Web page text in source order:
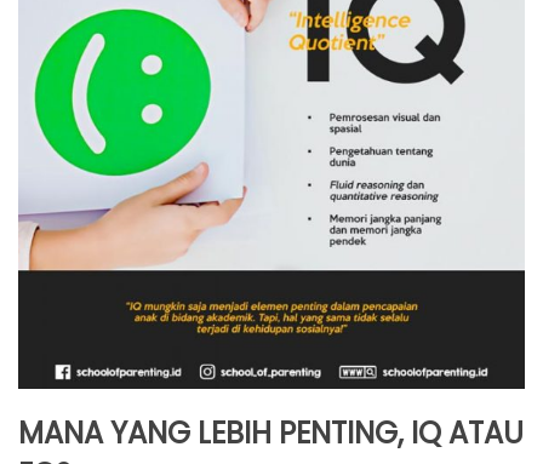
MANA YANG LEBIH PENTING, IQ ATAU